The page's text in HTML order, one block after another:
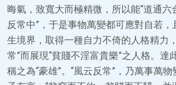
晦氣，致寬大而極精微，所以能“道通
反常中”，于是事物萬變都可應對自若
生境界，取得一種自力不倚的人格精力
常”而展現“貧賤不淫富貴樂”之人格。達
稱之為“豪雄”。“風云反常”，乃萬事萬